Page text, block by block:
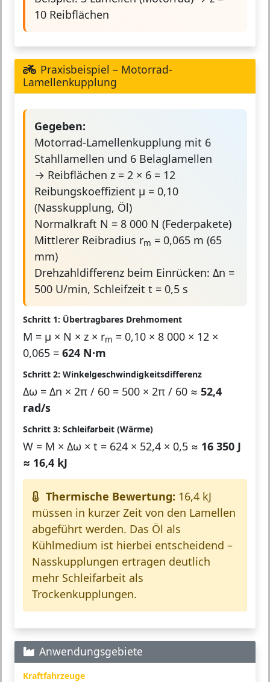
10 Reibflächen
Praxisbeispiel – Motorrad-
Lamellenkupplung
Gegeben:
Motorrad-Lamellenkupplung mit 6
Stahllamellen und 6 Belaglamellen
→ Reibflächen z = 2 × 6 = 12
Reibungskoeffizient μ = 0,10
(Nasskupplung, Öl)
Normalkraft N = 8 000 N (Federpakete)
Mittlerer Reibradius rm = 0,065 m (65
mm)
Drehzahldifferenz beim Einrücken: Δn =
500 U/min, Schleifzeit t = 0,5 s
Schritt 1: Übertragbares Drehmoment
M = μ × N × z × rm = 0,10 × 8 000 × 12 ×
0,065 = 624 N·m
Schritt 2: Winkelgeschwindigkeitsdifferenz
Δω = Δn × 2π / 60 = 500 × 2π / 60 ≈ 52,4
rad/s
Schritt 3: Schleifarbeit (Wärme)
W = M × Δω × t = 624 × 52,4 × 0,5 ≈ 16 350 J
≈ 16,4 kJ
Thermische Bewertung: 16,4 kJ
müssen in kurzer Zeit von den Lamellen
abgeführt werden. Das Öl als
Kühlmedium ist hierbei entscheidend –
Nasskupplungen ertragen deutlich
mehr Schleifarbeit als
Trockenkupplungen.
Anwendungsgebiete
Kraftfahrzeuge